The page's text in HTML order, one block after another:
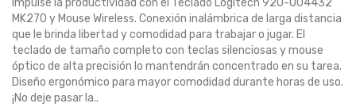
Impulse la productividad con el Teclado Logitech 920-004432
MK270 y Mouse Wireless. Conexión inalámbrica de larga distancia
que le brinda libertad y comodidad para trabajar o jugar. El
teclado de tamaño completo con teclas silenciosas y mouse
óptico de alta precisión lo mantendrán concentrado en su tarea.
Diseño ergonómico para mayor comodidad durante horas de uso.
¡No deje pasar la..